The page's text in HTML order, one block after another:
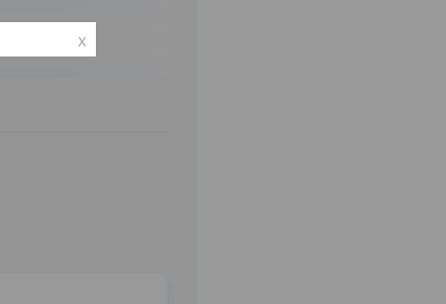
x